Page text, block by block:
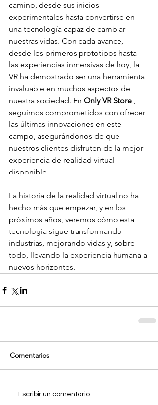
camino, desde sus inicios
experimentales hasta convertirse en
una tecnología capaz de cambiar
nuestras vidas. Con cada avance,
desde los primeros prototipos hasta
las experiencias inmersivas de hoy, la
VR ha demostrado ser una herramienta
invaluable en muchos aspectos de
nuestra sociedad. En Only VR Store ,
seguimos comprometidos con ofrecer
las últimas innovaciones en este
campo, asegurándonos de que
nuestros clientes disfruten de la mejor
experiencia de realidad virtual
disponible.
La historia de la realidad virtual no ha
hecho más que empezar, y en los
próximos años, veremos cómo esta
tecnología sigue transformando
industrias, mejorando vidas y, sobre
todo, llevando la experiencia humana a
nuevos horizontes.
Comentarios
Escribir un comentario...